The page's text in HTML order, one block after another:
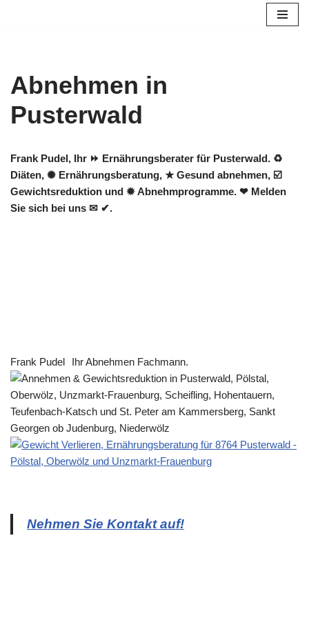
Abnehmen in
Pusterwald
Frank Pudel, Ihr ⏩ Ernährungsberater für Pusterwald. ♻
Diäten, ✺ Ernährungsberatung, ★ Gesund abnehmen, ☑️
Gewichtsreduktion und ✹ Abnehmprogramme. ❤ Melden
Sie sich bei uns ✉ ✔.
Frank Pudel Ihr Abnehmen Fachmann.
Nehmen Sie Kontakt auf!